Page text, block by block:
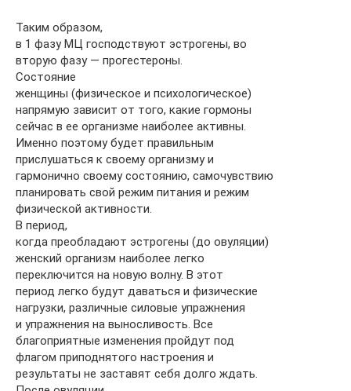
Таким образом,
в 1 фазу МЦ господствуют эстрогены, во
вторую фазу — прогестероны.
Состояние
женщины (физическое и психологическое)
напрямую зависит от того, какие гормоны
сейчас в ее организме наиболее активны.
Именно поэтому будет правильным
прислушаться к своему организму и
гармонично своему состоянию, самочувствию
планировать свой режим питания и режим
физической активности.
В период,
когда преобладают эстрогены (до овуляции)
женский организм наиболее легко
переключится на новую волну. В этот
период легко будут даваться и физические
нагрузки, различные силовые упражнения
и упражнения на выносливость. Все
благоприятные изменения пройдут под
флагом приподнятого настроения и
результаты не заставят себя долго ждать.